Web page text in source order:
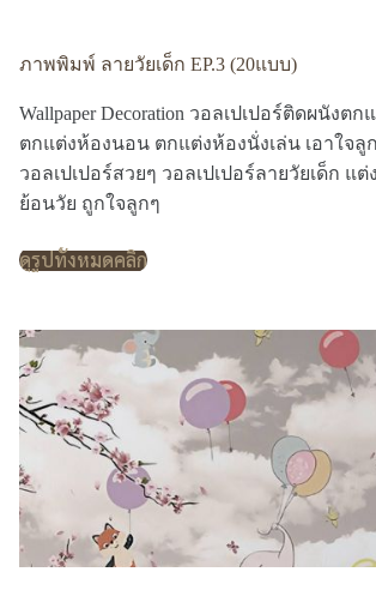
ภาพพิมพ์ ลายวัยเด็ก EP.3 (20แบบ)
Wallpaper Decoration วอลเปเปอร์ติดผนังต
ตกแต่งห้องนอน ตกแต่งห้องนั่งเล่น เอาใจลู
วอลเปเปอร์สวยๆ วอลเปเปอร์ลายวัยเด็ก แ
ย้อนวัย ถูกใจลูกๆ
ดูรูปทั้งหมดคลิก